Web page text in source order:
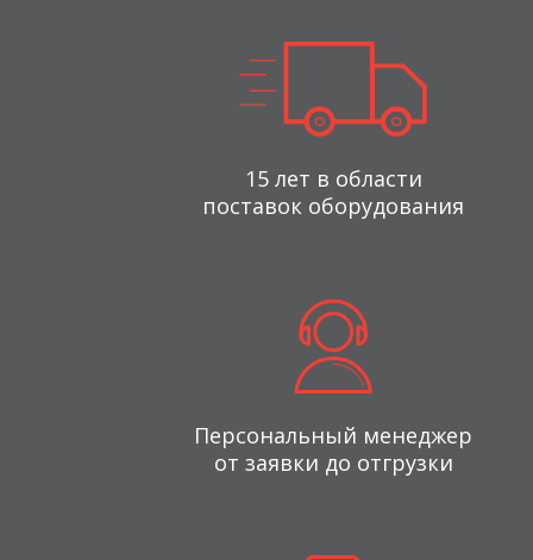
15 лет в области
поставок оборудования
Персональный менеджер
от заявки до отгрузки